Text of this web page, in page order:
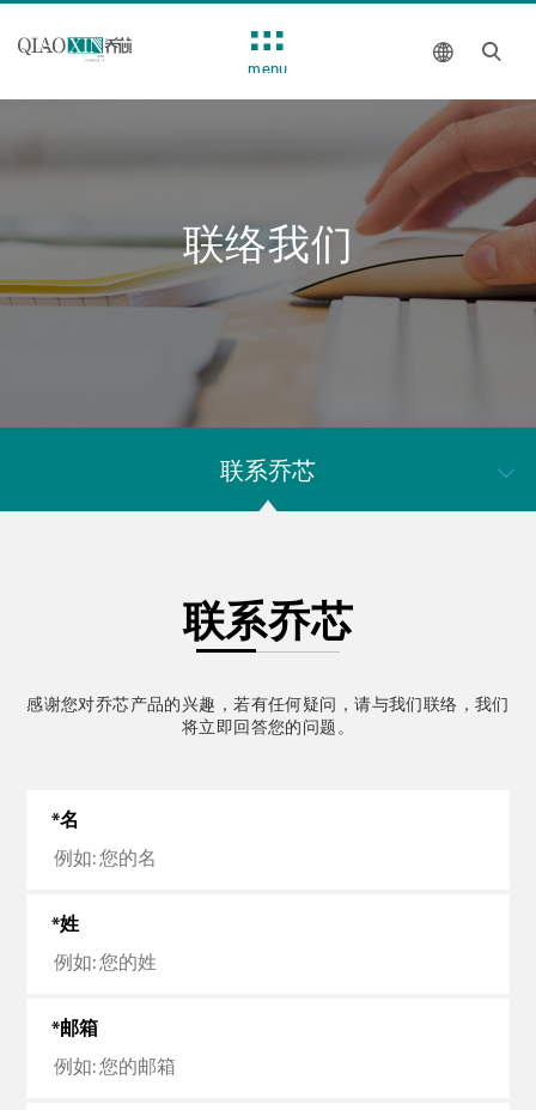
联络我们
联系乔芯
联系乔芯
感谢您对乔芯产品的兴趣，若有任何疑问，请与我们联络，我们
将立即回答您的问题。
名
姓
邮箱